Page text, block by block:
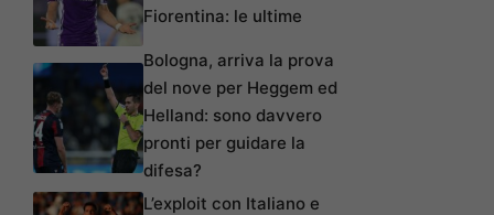
Fiorentina: le ultime
Bologna, arriva la prova
del nove per Heggem ed
Helland: sono davvero
pronti per guidare la
difesa?
L’exploit con Italiano e